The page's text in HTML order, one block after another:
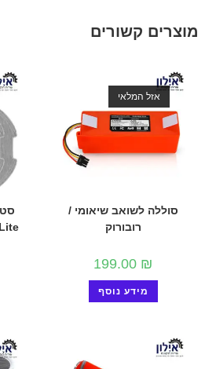
מוצרים קשורים
אזל המלאי
סוללה לשואב שיאומי /
רובורוק
199.00 ₪
מידע נוסף